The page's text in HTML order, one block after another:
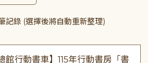
記錄 (選擇後將自動重新整理)
館行動書車】115年行動書房「書